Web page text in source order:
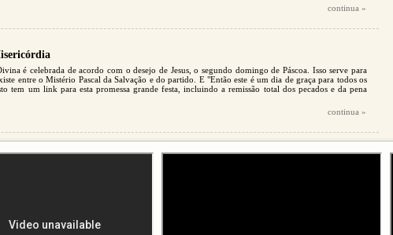
continua »
é celebrada de acordo com o desejo de Jesus, o segundo domingo de Páscoa. Isso serve para
entre o Mistério Pascal da Salvação e do partido. E "Então este é um dia de graça para todos os
tem um link para esta promessa grande festa, incluindo a remissão total dos pecados e da pena
continua »